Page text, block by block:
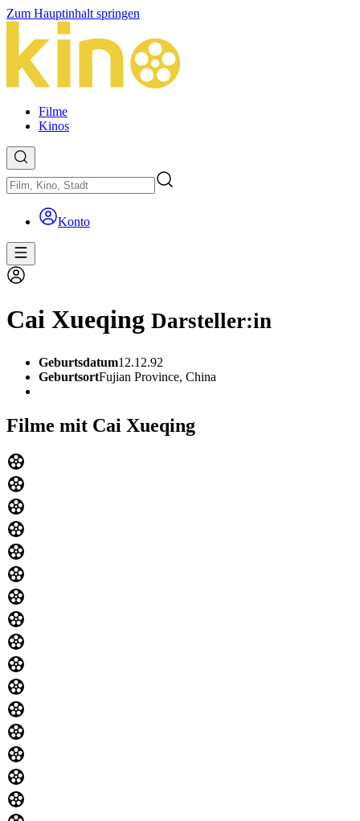
Zum Hauptinhalt springen
Filme
Kinos
Konto
Cai Xueqing Darsteller:in
Geburtsdatum12.12.92
GeburtsortFujian Province, China
Filme mit Cai Xueqing